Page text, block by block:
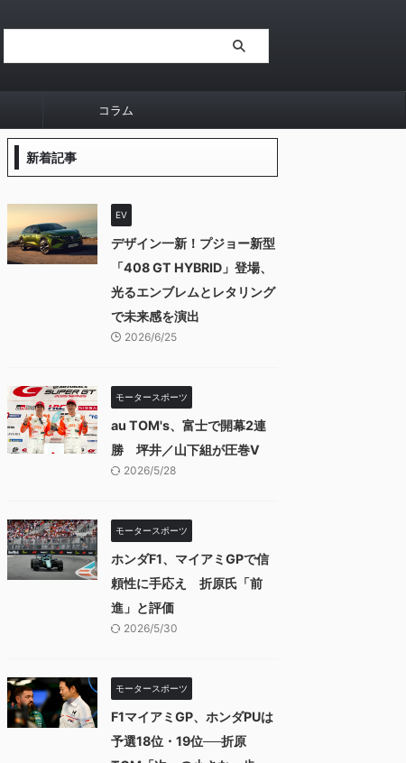
コラム
新着記事
EV
デザイン一新！プジョー新型
「408 GT HYBRID」登場、
光るエンブレムとレタリング
で未来感を演出
2026/6/25
モータースポーツ
au TOM's、富士で開幕2連
勝 坪井／山下組が圧巻V
2026/5/28
モータースポーツ
ホンダF1、マイアミGPで信
頼性に手応え 折原氏「前
進」と評価
2026/5/30
モータースポーツ
F1マイアミGP、ホンダPUは
予選18位・19位──折原